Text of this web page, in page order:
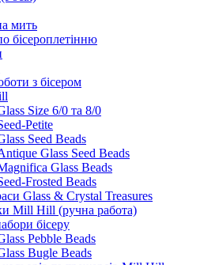
мить
бісероплетінню
з бісером
Size 6/0 та 8/0
Petite
Seed Beads
Glass Seed Beads
Glass Beads
Frosted Beads
Glass & Crystal Treasures
Mill Hill (ручна работа)
бісеру
Pebble Beads
Bugle Beads